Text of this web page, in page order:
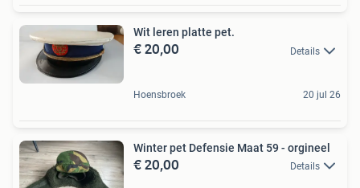
Wit leren platte pet.
€ 20,00 Details
Hoensbroek 20 jul 26
Winter pet Defensie Maat 59 - orgineel
€ 20,00 Details